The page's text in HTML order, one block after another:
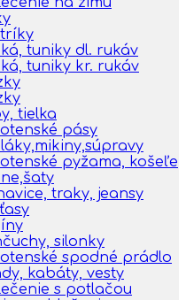
tuniky dl. rukáv
tuniky kr. rukáv
tielka
pásy
pyžama, košeľe
traky, jeansy
silonky
spodné prádlo
kabáty, vesty
s potlačou